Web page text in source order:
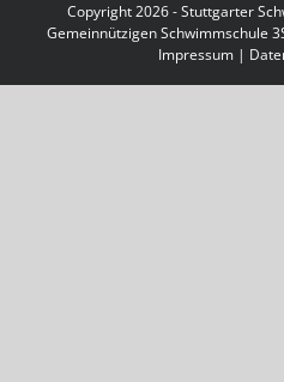
Copyright 2026 - Stuttgarter
Gemeinnützigen Schwimmschule
Impressum |